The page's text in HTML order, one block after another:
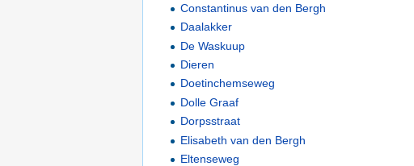
Constantinus van den Bergh
Daalakker
De Waskuup
Dieren
Doetinchemseweg
Dolle Graaf
Dorpsstraat
Elisabeth van den Bergh
Eltenseweg